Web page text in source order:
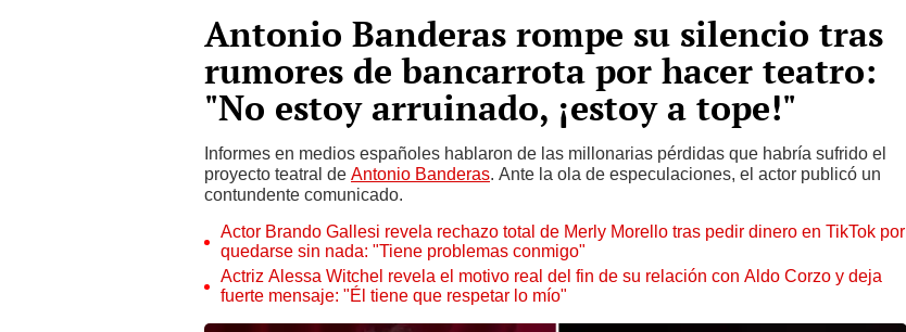
Antonio Banderas rompe su silencio tras
rumores de bancarrota por hacer teatro:
"No estoy arruinado, ¡estoy a tope!"
Informes en medios españoles hablaron de las millonarias pérdidas que habría sufrido el
proyecto teatral de Antonio Banderas. Ante la ola de especulaciones, el actor publicó un
contundente comunicado.
Actor Brando Gallesi revela rechazo total de Merly Morello tras pedir dinero en TikTok por
quedarse sin nada: "Tiene problemas conmigo"
Actriz Alessa Witchel revela el motivo real del fin de su relación con Aldo Corzo y deja
fuerte mensaje: "Él tiene que respetar lo mío"